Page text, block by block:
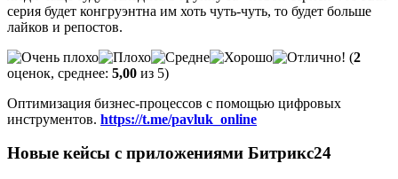
серия будет конгруэнтна им хоть чуть-чуть, то будет больше
лайков и репостов.
(2
оценок, среднее: 5,00 из 5)
Оптимизация бизнес-процессов с помощью цифровых
инструментов. https://t.me/pavluk_online
Новые кейсы с приложениями Битрикс24